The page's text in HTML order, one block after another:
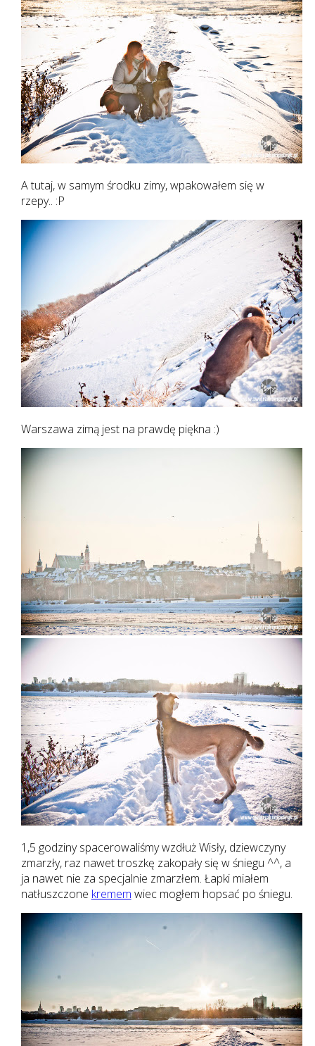
A tutaj, w samym środku zimy, wpakowałem się w
rzepy.. :P
Warszawa zimą jest na prawdę piękna :)
1,5 godziny spacerowaliśmy wzdłuż Wisły, dziewczyny
zmarzły, raz nawet troszkę zakopały się w śniegu ^^, a
ja nawet nie za specjalnie zmarzłem. Łapki miałem
natłuszczone kremem wiec mogłem hopsać po śniegu.